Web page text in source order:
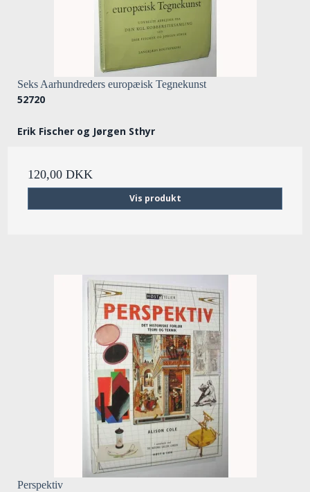
Seks Aarhundreders europæisk Tegnekunst
52720
Erik Fischer og Jørgen Sthyr
120,00 DKK
Vis produkt
Perspektiv